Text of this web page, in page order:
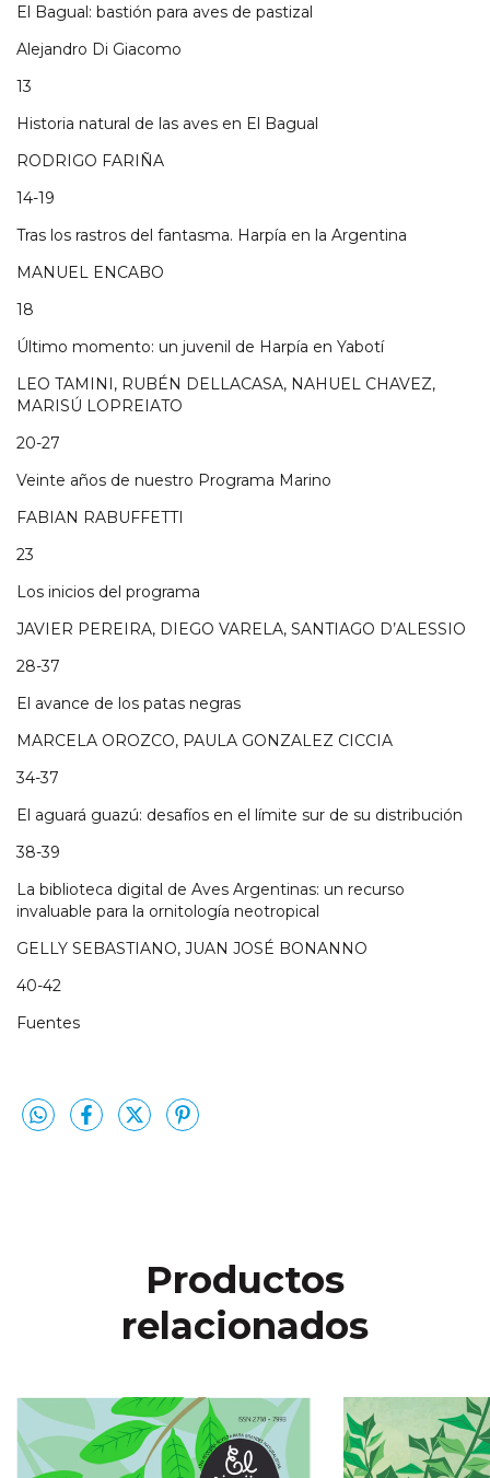
El Bagual: bastión para aves de pastizal
Alejandro Di Giacomo
13
Historia natural de las aves en El Bagual
RODRIGO FARIÑA
14-19
Tras los rastros del fantasma. Harpía en la Argentina
MANUEL ENCABO
18
Último momento: un juvenil de Harpía en Yabotí
LEO TAMINI, RUBÉN DELLACASA, NAHUEL CHAVEZ,
MARISÚ LOPREIATO
20-27
Veinte años de nuestro Programa Marino
FABIAN RABUFFETTI
23
Los inicios del programa
JAVIER PEREIRA, DIEGO VARELA, SANTIAGO D’ALESSIO
28-37
El avance de los patas negras
MARCELA OROZCO, PAULA GONZALEZ CICCIA
34-37
El aguará guazú: desafíos en el límite sur de su distribución
38-39
La biblioteca digital de Aves Argentinas: un recurso
invaluable para la ornitología neotropical
GELLY SEBASTIANO, JUAN JOSÉ BONANNO
40-42
Fuentes
Productos
relacionados